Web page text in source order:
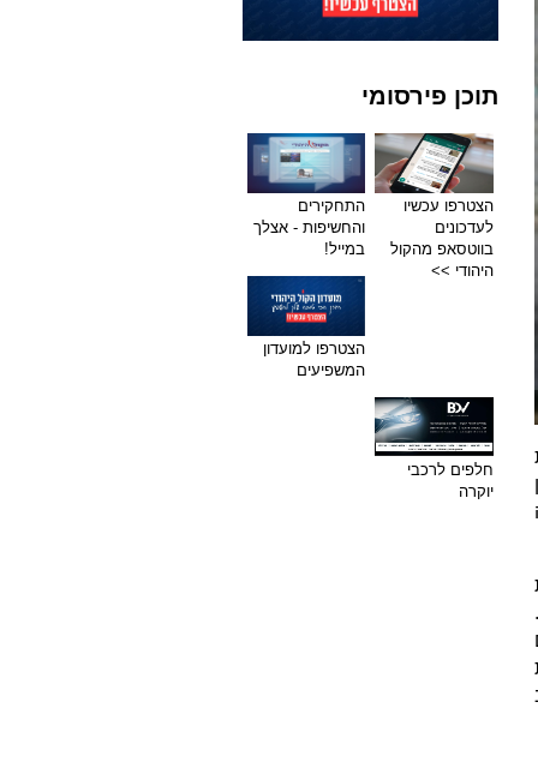
תוכן פירסומי
הצטרפו עכשיו
לעדכונים
בווטסאפ מהקול
היהודי >>
התחקירים
והחשיפות - אצלך
במייל!
הצטרפו למועדון
המשפיעים
חלפים לרכבי
יוקרה